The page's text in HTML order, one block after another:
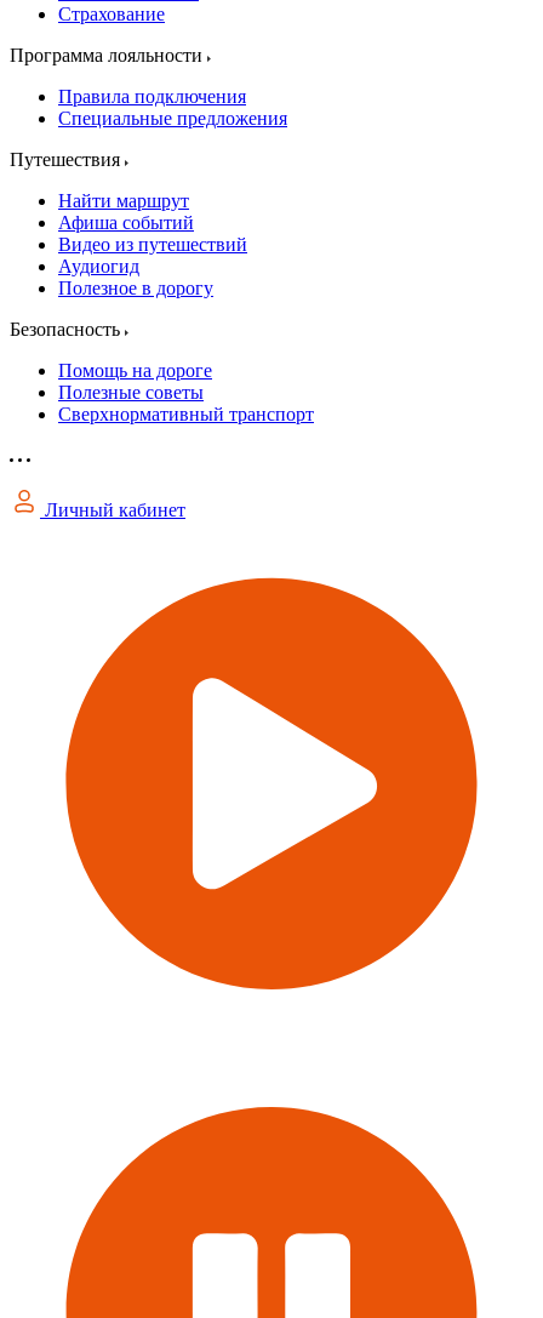
Страхование
Программа лояльности
Правила подключения
Специальные предложения
Путешествия
Найти маршрут
Афиша событий
Видео из путешествий
Аудиогид
Полезное в дорогу
Безопасность
Помощь на дороге
Полезные советы
Сверхнормативный транспорт
Личный кабинет